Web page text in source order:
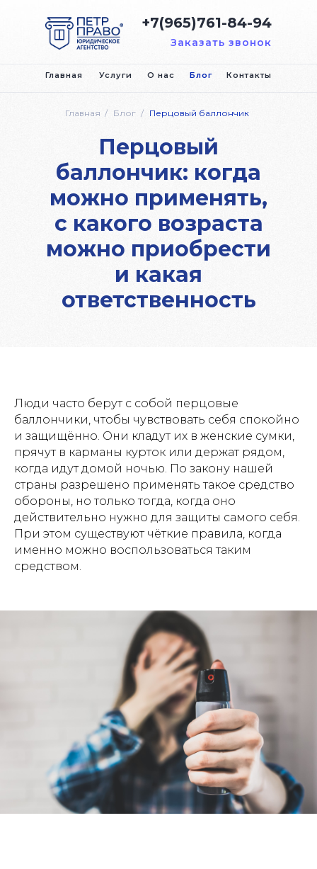
Главная /
Перцовый
баллончик: когда
можно применять,
с какого возраста
можно приобрести
и какая
ответственность
Главная Услуги О нас Контакты
+7(965)761-84-94
Заказать звонок
Блог
Блог
/ Перцовый баллончик
Люди часто берут с собой перцовые
баллончики, чтобы чувствовать себя спокойно
и защищённо. Они кладут их в женские сумки,
прячут в карманы курток или держат рядом,
когда идут домой ночью. По закону нашей
страны разрешено применять такое средство
обороны, но только тогда, когда оно
действительно нужно для защиты самого себя.
При этом существуют чёткие правила, когда
именно можно воспользоваться таким
средством.